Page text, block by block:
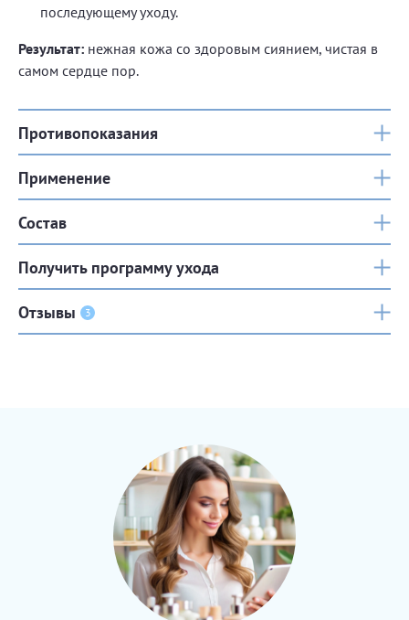
последующему уходу.
Результат: нежная кожа со здоровым сиянием, чистая в
самом сердце пор.
Противопоказания
Применение
Состав
Получить программу ухода
Отзывы 3